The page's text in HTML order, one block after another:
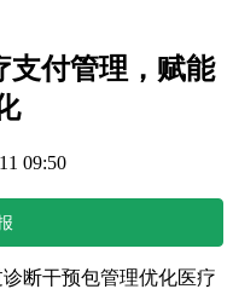
支付管理，赋能
09:50
断干预包管理优化医疗